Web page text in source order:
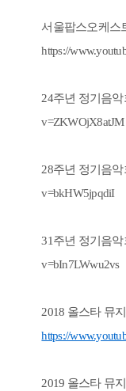
서울팝스오케스
https://
24주년 정기음악
v=ZKWOjX8atJM
28주년 정기음악
v=bkHW5jpqdiI
31주년 정기음악
v=bIn7LWwu2vs
2018 올스타 뮤
https://
2019 올스타 뮤